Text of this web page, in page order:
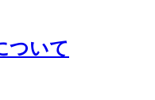
ついて